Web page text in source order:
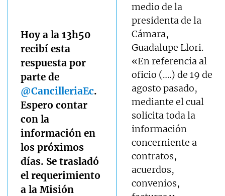
Hoy a la 13h50
recibí esta
respuesta por
parte de
@CancilleriaEc.
Espero contar
con la
información en
los próximos
días. Se trasladó
el requerimiento
a la Misión
medio de la
presidenta de la
Cámara,
Guadalupe Llori.
«En referencia al
oficio (….) de 19 de
agosto pasado,
mediante el cual
solicita toda la
información
concerniente a
contratos,
acuerdos,
convenios,